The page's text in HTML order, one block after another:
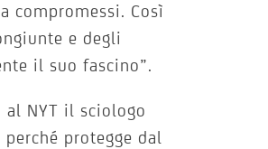
compromessi. Così
e degli
il suo fascino”.
al NYT il sciologo
protegge dal